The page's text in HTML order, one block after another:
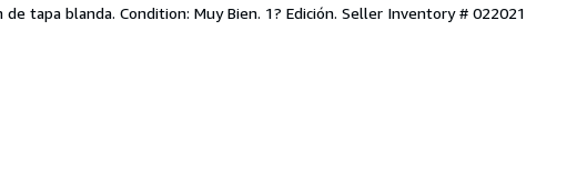
de tapa blanda. Condition: Muy Bien. 1? Edición. Seller Inventory # 022021